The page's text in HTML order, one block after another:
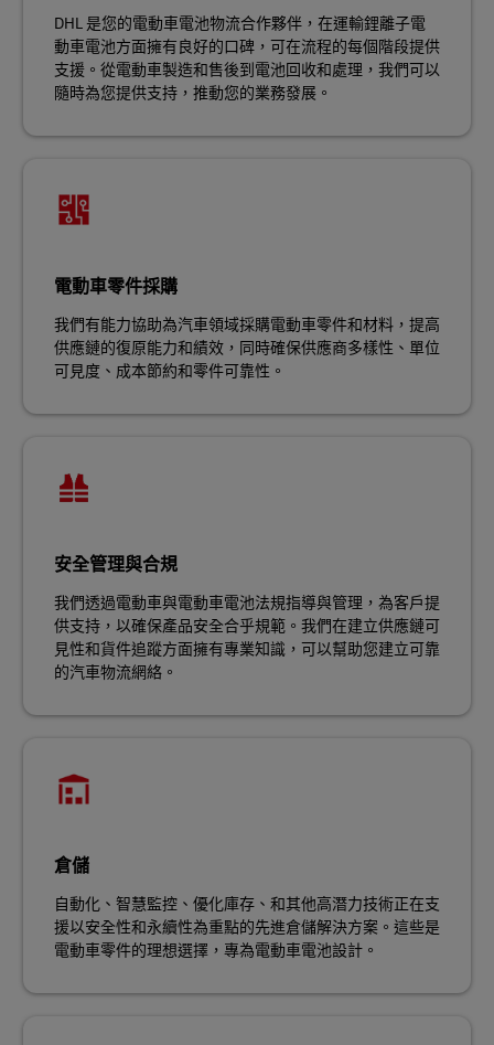
DHL 是您的電動車電池物流合作夥伴，在運輸鋰離子電
動車電池方面擁有良好的口碑，可在流程的每個階段提供
支援。從電動車製造和售後到電池回收和處理，我們可以
隨時為您提供支持，推動您的業務發展。
電動車零件採購
我們有能力協助為汽車領域採購電動車零件和材料，提高
供應鏈的復原能力和績效，同時確保供應商多樣性、單位
可見度、成本節約和零件可靠性。
安全管理與合規
我們透過電動車與電動車電池法規指導與管理，為客戶提
供支持，以確保產品安全合乎規範。我們在建立供應鏈可
見性和貨件追蹤方面擁有專業知識，可以幫助您建立可靠
的汽車物流網絡。
倉儲
自動化、智慧監控、優化庫存、和其他高潛力技術正在支
援以安全性和永續性為重點的先進倉儲解決方案。這些是
電動車零件的理想選擇，專為電動車電池設計。